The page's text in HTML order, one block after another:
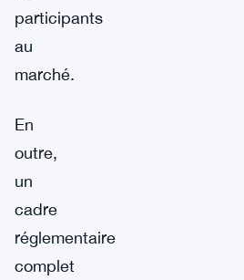
participants
au
marché.
En
outre,
un
cadre
réglementaire
complet